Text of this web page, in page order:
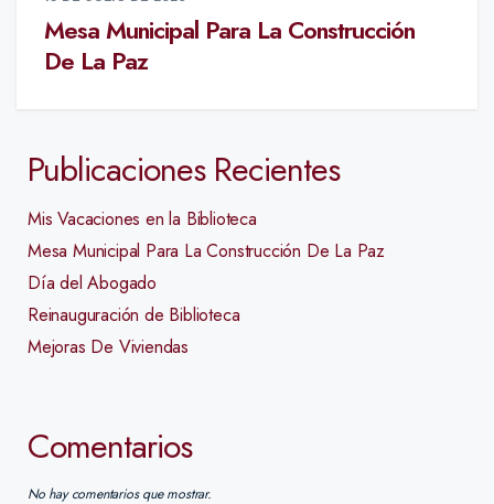
Mesa Municipal Para La Construcción
De La Paz
Publicaciones Recientes
Mis Vacaciones en la Biblioteca
Mesa Municipal Para La Construcción De La Paz
Día del Abogado
Reinauguración de Biblioteca
Mejoras De Viviendas
Comentarios
No hay comentarios que mostrar.